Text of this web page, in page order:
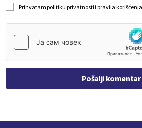
Prihvatam politiku privatnosti i pravila korišćenja
Pošalji komentar